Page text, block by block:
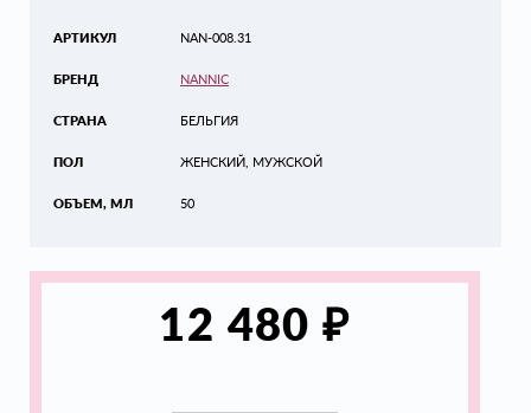
АРТИКУЛ
БРЕНД
СТРАНА
ПОЛ
ОБЪЕМ, МЛ
NAN-008.31
NANNIC
БЕЛЬГИЯ
ЖЕНСКИЙ, МУЖСКОЙ
50
12 480₽